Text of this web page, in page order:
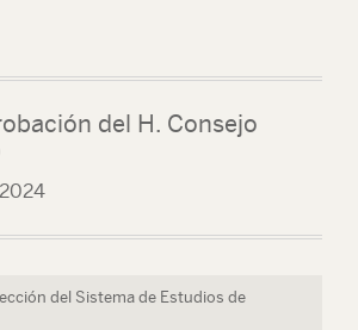
del H. Consejo
del Sistema de Estudios de